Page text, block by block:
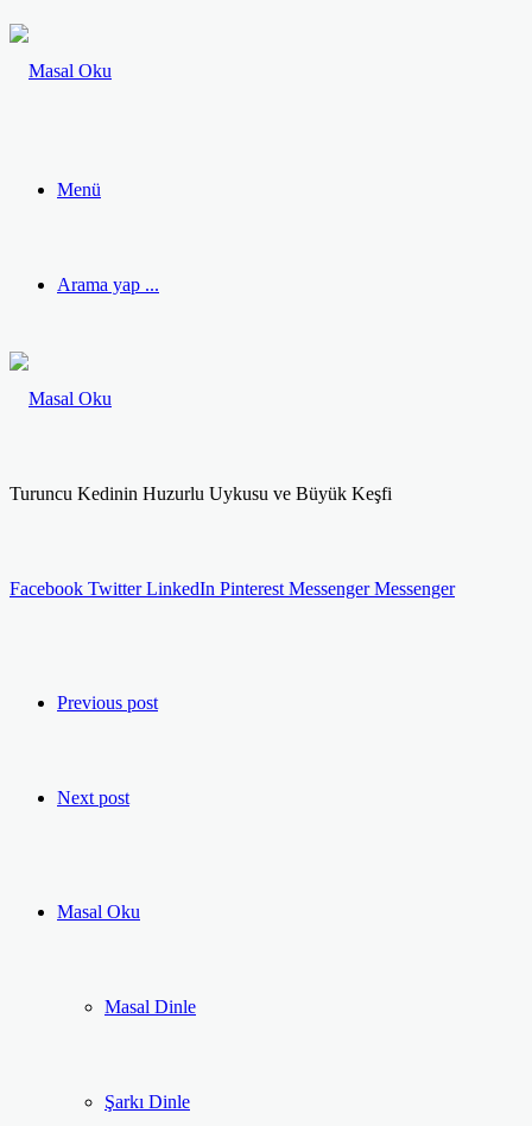
Menü
Arama yap ...
Turuncu Kedinin Huzurlu Uykusu ve Büyük Keşfi
Facebook Twitter LinkedIn Pinterest Messenger Messenger
Previous post
Next post
Masal Oku
Masal Dinle
Şarkı Dinle